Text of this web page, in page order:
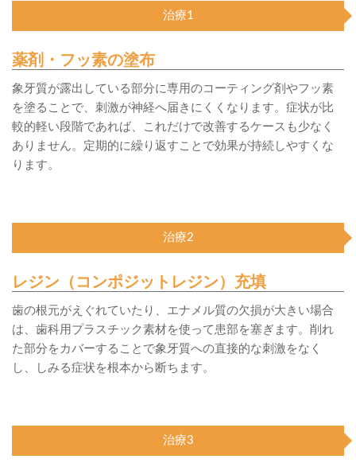
治療1
薬剤・フッ素の塗布
象牙質が露出している部分に専用のコーティング剤やフッ素
を塗ることで、刺激が神経へ届きにくくなります。症状が比
較的軽い段階であれば、これだけで改善するケースも少なく
ありません。定期的に繰り返すことで効果が持続しやすくな
ります。
治療2
レジン（コンポジットレジン）充填
歯の根元がえぐれていたり、エナメル質の欠損が大きい場合
は、歯科用プラスチック素材を使って患部を塞ぎます。削れ
た部分をカバーすることで象牙質への直接的な刺激をなく
し、しみる症状を根本から断ちます。
治療3